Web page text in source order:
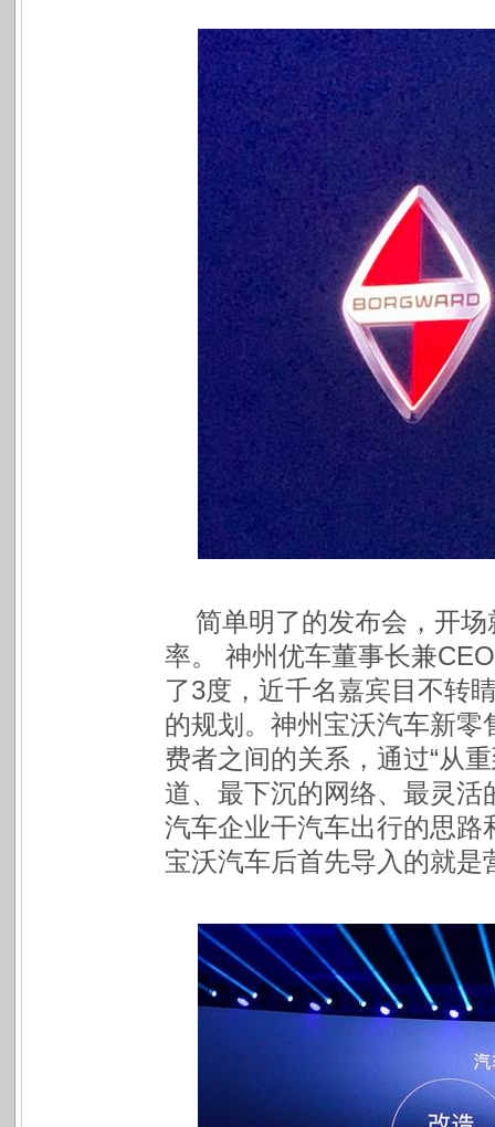
简单明了的发布会，开
率。 神州优车董事长兼
了3度，近千名嘉宾目不转
的规划。神州宝沃汽车新
费者之间的关系，通过“从
道、最下沉的网络、最灵
汽车企业干汽车出行的思
宝沃汽车后首先导入的就是